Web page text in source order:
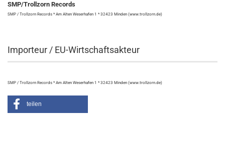
SMP/Trollzorn Records
SMP / Trollzorn Records * Am Alten Weserhafen 1 * 32423 Minden (www.trollzorn.de)
Importeur / EU-Wirtschaftsakteur
SMP / Trollzorn Records * Am Alten Weserhafen 1 * 32423 Minden (www.trollzorn.de)
teilen